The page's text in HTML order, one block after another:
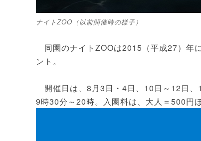
ナイトZOO（以前開催時の様子）
同園のナイトZOOは2015（平成27）年
ント。
開催日は、8月3日・4日、10日～12日
9時30分～20時。入園料は、大人＝500円ほ